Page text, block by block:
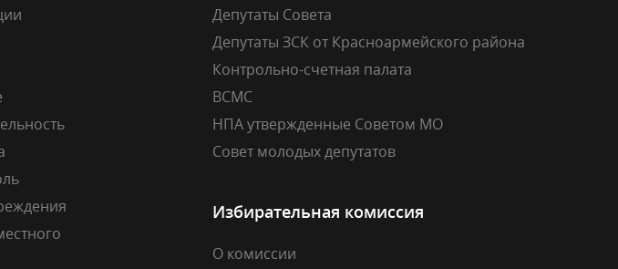
Депутаты Совета
Депутаты ЗСК от Красноармейского района
Контрольно-счетная палата
ВСМС
НПА утвержденные Советом МО
Совет молодых депутатов
Избирательная комиссия
О комиссии